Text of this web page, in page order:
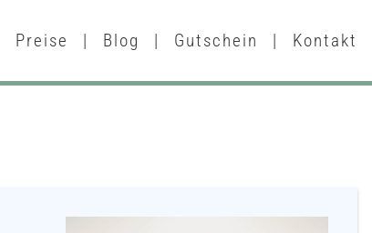
Preise | Blog | Gutschein | Kontakt